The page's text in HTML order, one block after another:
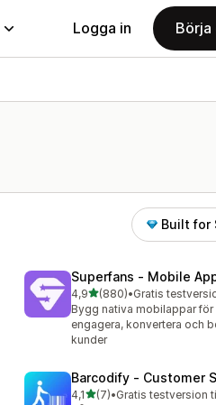
Logga in Börja
Built for
Superfans ‑ Mobile
4,9av 5 stjärnor
(880)
880 recensioner totalt
•
Bygg nativa mobilappar för
engagera, konvertera och
kunder
Barcodify ‑ Customer
4,1av 5 stjärnor
(7)
7 recensioner totalt
•Gratis testversion